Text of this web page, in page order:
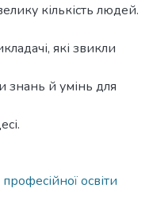
кількість людей.
які звикли
знань й умінь для
освіти